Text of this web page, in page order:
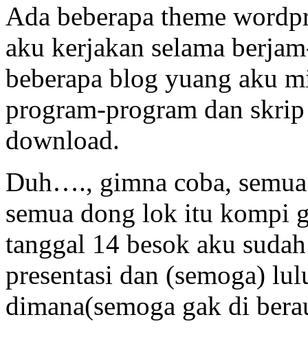
Ada beberapa theme
aku kerjakan selama
beberapa blog yuang aku
program-program dan
download.
Duh…., gimna coba,
semua dong lok itu kompi
tanggal 14 besok aku
presentasi dan (semoga)
dimana(semoga gak di